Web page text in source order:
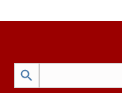
Search Button